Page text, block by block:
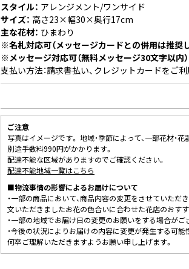
スタイル： アレンジメント/ワンサイド
サイズ： 高さ23×幅30×奥行17cm
主な花材： ひまわり
※名札対応可（メッセージカードとの併用は推奨
※メッセージ対応可（無料メッセージ30文字以内）
支払い方法：請求書払い、クレジットカードをご
ご注意
写真はイメージです。 地域・季節によって、一部花材・
別途手数料990円がかかります。
配達不能な区域がありますのでご確認ください。
配達不能地域一覧はこちら
■物流事情の影響によるお届けについて
・一部の商品において、商品内容の変更をさせていただ
文いただきましたお花の色合いに合わせた花店のおす
・一部の地域でお届け日の変更のお願いをする場合がご
・今後の状況によりお届けの内容に変更が発生する可能
何卒ご理解いただきますようお願い申し上げます。